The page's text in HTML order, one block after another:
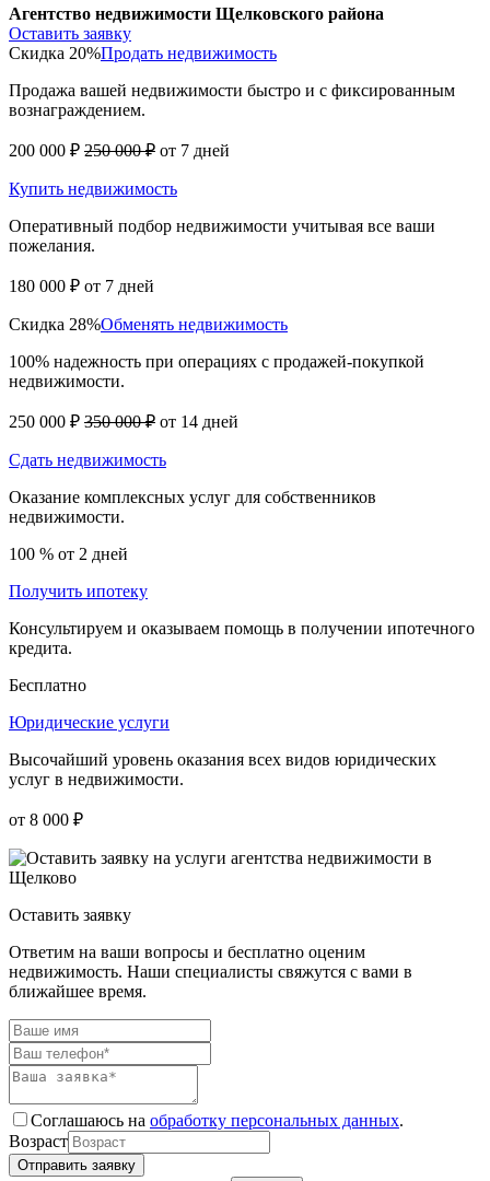
Агентство недвижимости Щелковского района
Оставить заявку
Скидка 20%Продать недвижимость
Продажа вашей недвижимости быстро и с фиксированным
вознаграждением.
200 000 ₽ 250 000 ₽ от 7 дней
Купить недвижимость
Оперативный подбор недвижимости учитывая все ваши
пожелания.
180 000 ₽ от 7 дней
Скидка 28%Обменять недвижимость
100% надежность при операциях с продажей-покупкой
недвижимости.
250 000 ₽ 350 000 ₽ от 14 дней
Сдать недвижимость
Оказание комплексных услуг для собственников
недвижимости.
100 % от 2 дней
Получить ипотеку
Консультируем и оказываем помощь в получении ипотечного
кредита.
Бесплатно
Юридические услуги
Высочайший уровень оказания всех видов юридических
услуг в недвижимости.
от 8 000 ₽
Оставить заявку
Ответим на ваши вопросы и бесплатно оценим
недвижимость. Наши специалисты свяжутся с вами в
ближайшее время.
Соглашаюсь на обработку персональных данных.
Возраст